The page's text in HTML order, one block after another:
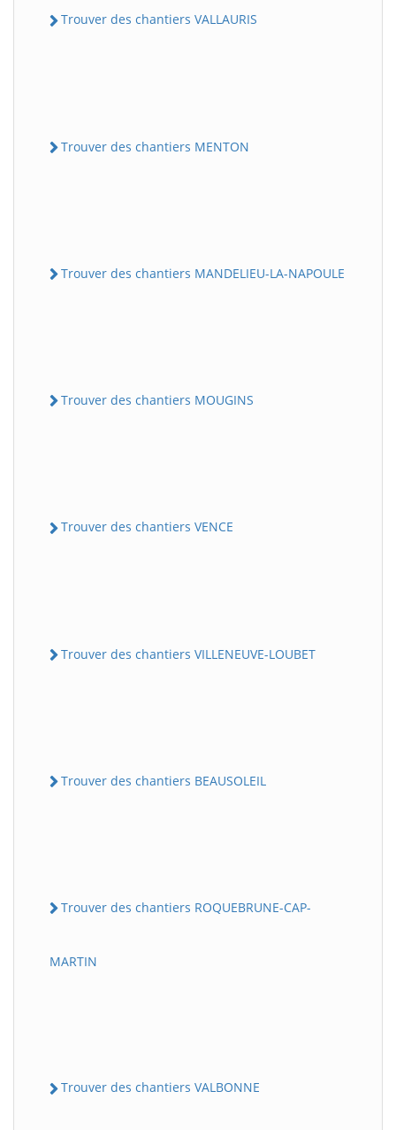
Trouver des chantiers VALLAURIS
Trouver des chantiers MENTON
Trouver des chantiers MANDELIEU-LA-NAPOULE
Trouver des chantiers MOUGINS
Trouver des chantiers VENCE
Trouver des chantiers VILLENEUVE-LOUBET
Trouver des chantiers BEAUSOLEIL
Trouver des chantiers ROQUEBRUNE-CAP-
MARTIN
Trouver des chantiers VALBONNE